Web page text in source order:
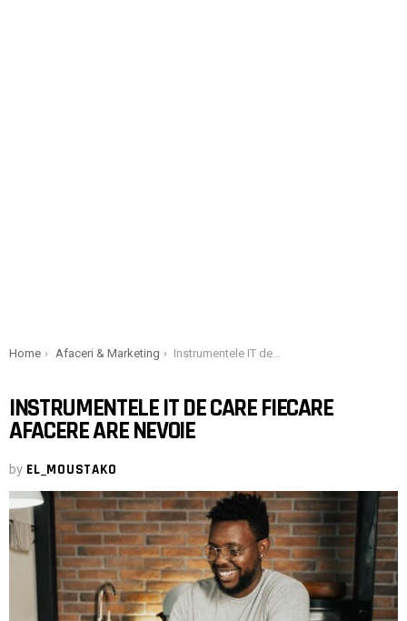
You are here:
Home Afaceri & Marketing Instrumentele IT de care fiecare afacere are nevoie
INSTRUMENTELE IT DE CARE FIECARE
AFACERE ARE NEVOIE
by EL_MOUSTAKO